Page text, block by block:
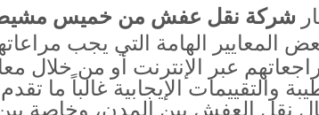
شركة نقل عفش من خميس مشيط
عبر الإنترنت أو من خلال
نقل العفش بين المدن،